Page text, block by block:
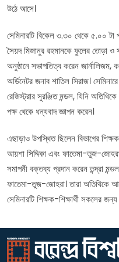
উঠে আসে।
সেমিনারটি বিকেল ৩.৩০ থেকে ৫.০০
সৈয়দ মিজানুর রহমানকে ফুলের তোড়া ও
অনুষ্ঠানে সভাপতিত্ব করেন জার্নালিজম,
অর্ডিনেটর জনাব শাতিল সিরাজ।
রেজিস্ট্রার সুরঞ্জিত মন্ডল, যিনি
পক্ষ থেকে ধন্যবাদ জ্ঞাপন করেন।
এছাড়াও উপস্থিত ছিলেন বিভাগের
আয়শা সিদ্দিকা এবং ফাতেমা-তুজ-
সমাপনী বক্তব্য প্রদান করেন তন্দ্রা
ফাতেমা-তুজ-জোহরা। তারা অতিথিকে
সেমিনারটি শিক্ষক-শিক্ষার্থী সকলের